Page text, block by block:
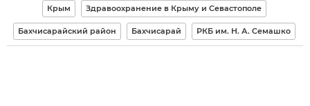
Крым Здравоохранение в Крыму и Севастополе
Бахчисарайский район Бахчисарай РКБ им. Н. А. Семашко